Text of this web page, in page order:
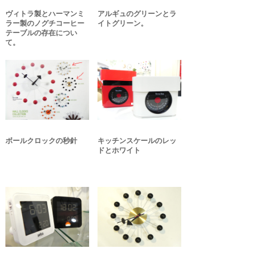
ヴィトラ製とハーマンミ
ラー製のノグチコーヒー
テーブルの存在につい
て。
アルギュのグリーンとラ
イトグリーン。
ボールクロックの秒針
キッチンスケールのレッ
ドとホワイト